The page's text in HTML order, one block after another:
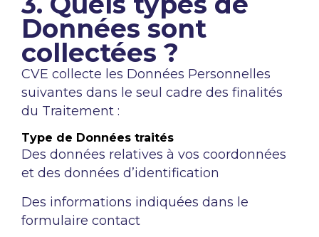
Données sont
collectées ?
CVE collecte les Données Personnelles
suivantes dans le seul cadre des finalités
du Traitement :
Type de Données traités
Des données relatives à vos coordonnées
et des données d’identification
Des informations indiquées dans le
formulaire contact